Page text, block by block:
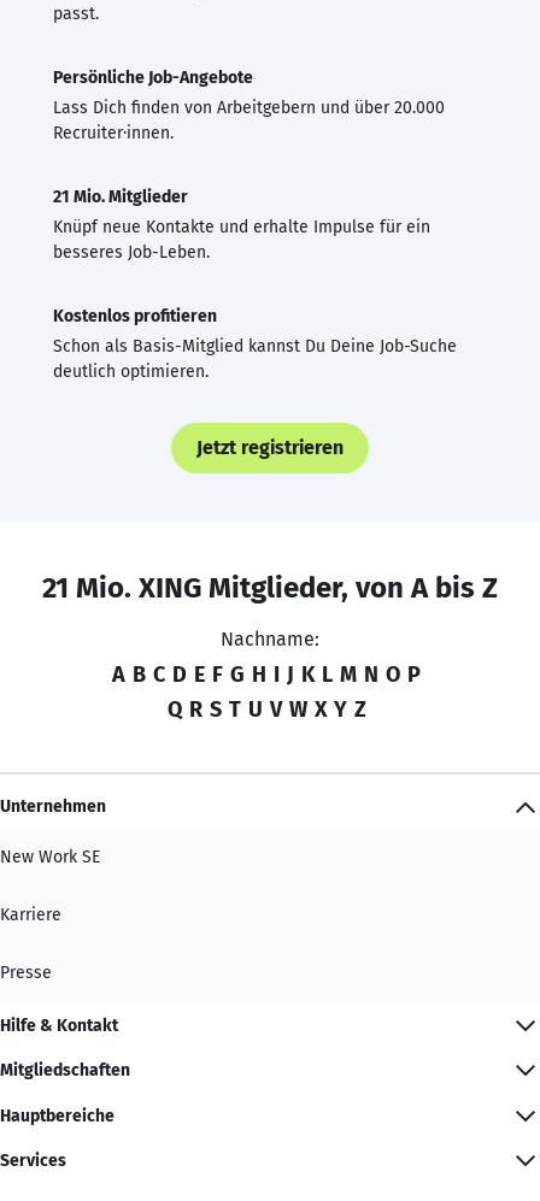
passt.
Persönliche Job-Angebote
Lass Dich finden von Arbeitgebern und über 20.000
Recruiter·innen.
21 Mio. Mitglieder
Knüpf neue Kontakte und erhalte Impulse für ein
besseres Job-Leben.
Kostenlos profitieren
Schon als Basis-Mitglied kannst Du Deine Job-Suche
deutlich optimieren.
Jetzt registrieren
21 Mio. XING Mitglieder, von A bis Z
Nachname:
A B C D E F G H I J K L M N O P
Q R S T U V W X Y Z
Unternehmen
New Work SE
Karriere
Presse
Hilfe & Kontakt
Mitgliedschaften
Hauptbereiche
Services